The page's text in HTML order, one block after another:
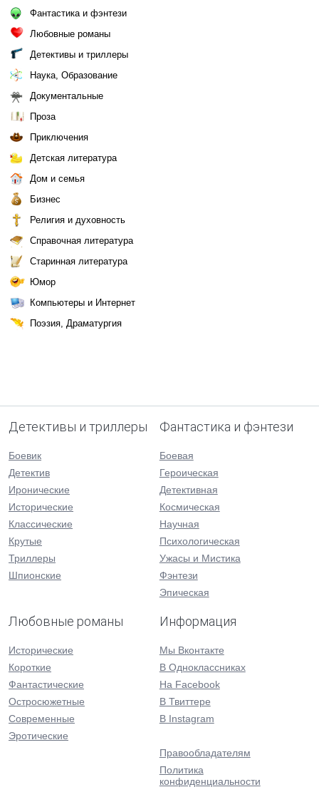
Фантастика и фэнтези
Любовные романы
Детективы и триллеры
Наука, Образование
Документальные
Проза
Приключения
Детская литература
Дом и семья
Бизнес
Религия и духовность
Справочная литература
Старинная литература
Юмор
Компьютеры и Интернет
Поэзия, Драматургия
Детективы и триллеры
Боевик
Детектив
Иронические
Исторические
Классические
Крутые
Триллеры
Шпионские
Фантастика и фэнтези
Боевая
Героическая
Детективная
Космическая
Научная
Психологическая
Ужасы и Мистика
Фэнтези
Эпическая
Любовные романы
Исторические
Короткие
Фантастические
Остросюжетные
Современные
Эротические
Информация
Мы Вконтакте
В Одноклассниках
На Facebook
В Твиттере
В Instagram
Правообладателям
Политика
конфиденциальности